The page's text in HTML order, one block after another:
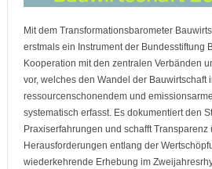
Mit dem Transformationsbarometer
erstmals ein Instrument der Bundesstiftung
Kooperation mit den zentralen Verbänden
vor, welches den Wandel der Bauwirtschaft
ressourcenschonendem und
systematisch erfasst. Es dokumentiert den
Praxiserfahrungen und schafft Transparenz
Herausforderungen entlang der
wiederkehrende Erhebung im